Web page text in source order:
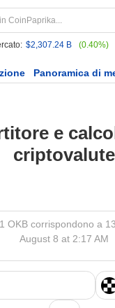
$2,307.24 B (0.40%)
Panoramica di
e
criptovalute
OKB corrispondono a
August 8 at 2:17 AM